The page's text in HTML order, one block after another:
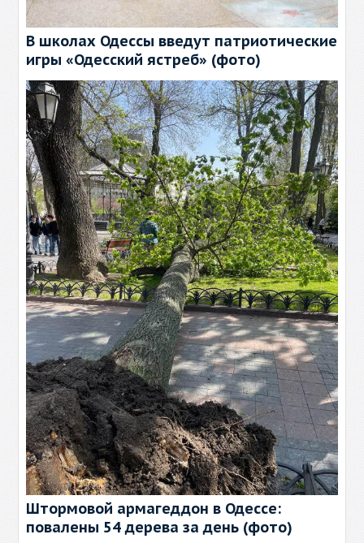
В школах Одессы введут патриотические
игры «Одесский ястреб» (фото)
Штормовой армагеддон в Одессе:
повалены 54 дерева за день (фото)